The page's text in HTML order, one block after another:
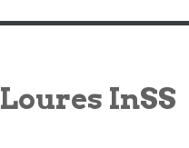
Loures InSS